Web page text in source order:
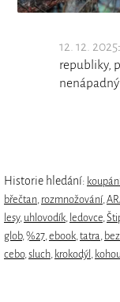
12. 12. 2025
republiky,
Historie hledání:
břečtan, rozmnožování,
lesy, uhlovodík, ledovce,
glob,%27,ebook,tatra,
cebo,sluch, krokodýl ,